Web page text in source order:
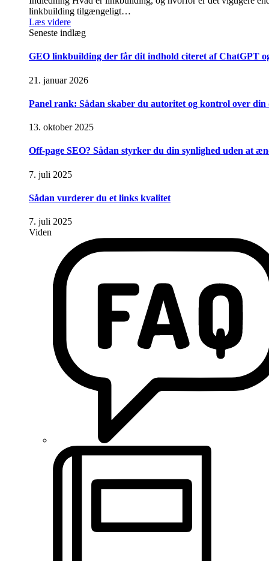
linkbuilding tilgængeligt…
Læs videre
Seneste indlæg
GEO linkbuilding der får dit indhold citeret af ChatGPT
21. januar 2026
Panel rank: Sådan skaber du autoritet og kontrol over din
13. oktober 2025
Off-page SEO? Sådan styrker du din synlighed uden at
7. juli 2025
Sådan vurderer du et links kvalitet
7. juli 2025
Viden